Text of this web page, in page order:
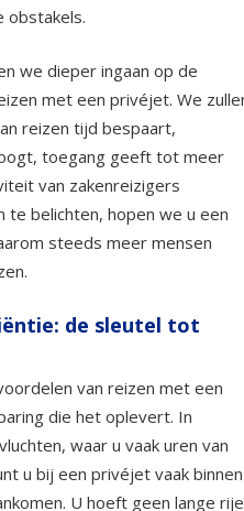
obstakels.
we dieper ingaan op de
met een privéjet. We
reizen tijd bespaart,
toegang geeft tot meer
van zakenreizigers
belichten, hopen we u een
steeds meer mensen
de sleutel tot
van reizen met een
die het oplevert. In
waar u vaak uren van
u bij een privéjet vaak binnen
U hoeft geen lange